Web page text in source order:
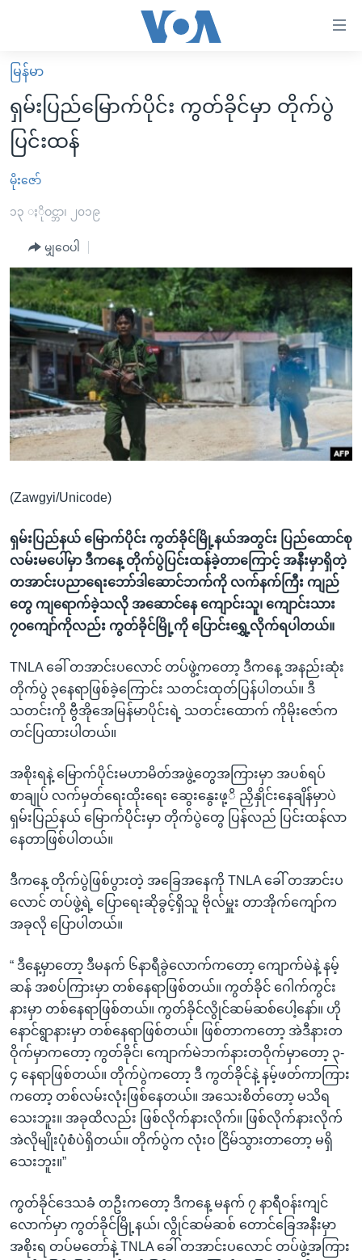
လွယ်ကူ
စေ
သည့်
Link
များ
ပင်မ
ကျော်
ကြည့်
ရန်
ပင်မ
အ
ညွန်း
စာမျက်နှာ
သို့
ကျော်
ရန်
ရန်
နေရာ
သို့
ကျော်
ရန်
မူလစာမျက်နှာ
မြန်မာ
ကမ္ဘာ့သတင်းများ
နိုင်ငံတကာ
အစ္စရေး-ပါလက်စတိုင်း
ဗွီဒီယို
အင်္ဂလိပ်စာလေ့လာမယ်
အမေရိကန်သုံးအီဒီယံ
မကြေးမုံရဲ့ အင်္ဂလိပ်စာ
ရုပ်ရှင်ထဲက အင်္ဂလိပ်စာ
သုတပဒေသာ အင်္ဂလိပ်စာ
အပတ်စဉ်ကဏ္ဍများ
ရေဒီယို
တီဗွီ
ရေဒီယိုနှင့်ရုပ်သံ အချက်အလက်များ
ရေဒီယို/တီဗွီအစီအစဉ်
Learning English
ဗွီအိုအေ လူမှုကွန်ယက်များ
မြန်မာ
ရှမ်းပြည်မြောက်ပိုင်း ကွတ်ခိုင်မှာ တိုက်ပွဲ
ပြင်းထန်
မိုးဇော်
၁၃ ႏိုဝင္ဘာ၊ ၂၀၁၉
မျှဝေပါ
(Zawgyi/Unicode)
ရှမ်းပြည်နယ် မြောက်ပိုင်း ကွတ်ခိုင်မြို့နယ်အတွင်း ပြည်ထောင်စု
လမ်းမပေါ်မှာ ဒီကနေ့ တိုက်ပွဲပြင်းထန်ခဲ့တာကြောင့် အနီးမှာရှိတဲ့
တအာင်းပညာရေးဘော်ဒါဆောင်ဘက်ကို လက်နက်ကြီး ကျည်
တွေ ကျရောက်ခဲ့သလို အဆောင်နေ ကျောင်းသူ၊ ကျောင်းသား
၇၀ကျော်ကိုလည်း ကွတ်ခိုင်မြို့ကို ပြောင်းရွှေ့လိုက်ရပါတယ်။
TNLA ခေါ် တအာင်းပလောင် တပ်ဖွဲ့ကတော့ ဒီကနေ့ အနည်းဆုံး
တိုက်ပွဲ ၃နေရာဖြစ်ခဲ့ကြောင်း သတင်းထုတ်ပြန်ပါတယ်။ ဒီ
သတင်းကို ဗွီအိုအေမြန်မာပိုင်းရဲ့ သတင်းထောက် ကိုမိုးဇော်က
တင်ပြထားပါတယ်။
အစိုးရနဲ့ မြောက်ပိုင်းမဟာမိတ်အဖွဲ့တွေအကြားမှာ အပစ်ရပ်
စာချုပ် လက်မှတ်ရေးထိုးရေး ဆွေးနွေးဖု့ိ ညှိနှိုင်းနေချိန်မှာပဲ
ရှမ်းပြည်နယ် မြောက်ပိုင်းမှာ တိုက်ပွဲတွေ ပြန်လည် ပြင်းထန်လာ
နေတာဖြစ်ပါတယ်။
ဒီကနေ့ တိုက်ပွဲဖြစ်ပွားတဲ့ အခြေအနေကို TNLA ခေါ် တအာင်းပ
လောင် တပ်ဖွဲ့ရဲ့ ပြောရေးဆိုခွင့်ရှိသူ ဗိုလ်မှူး တာအိုက်ကျော်က
အခုလို ပြောပါတယ်။
“ ဒီနေ့မှာတော့ ဒီမနက် ၆နာရီခွဲလောက်ကတော့ ကျောက်မဲနဲ့ နမ့်
ဆန် အစပ်ကြားမှာ တစ်နေရာဖြစ်တယ်။ ကွတ်ခိုင် ဂေါက်ကွင်း
နားမှာ တစ်နေရာဖြစ်တယ်။ ကွတ်ခိုင်လွိုင်ဆမ်ဆစ်ပေါ့နော်။ ဟို
နောင်ရွာနားမှာ တစ်နေရာဖြစ်တယ်။ ဖြစ်တာကတော့ အဲဒီနားတ
ဝိုက်မှာကတော့ ကွတ်ခိုင်၊ ကျောက်မဲဘက်နားတဝိုက်မှာတော့ ၃-
၄ နေရာဖြစ်တယ်။ တိုက်ပွဲကတော့ ဒီ ကွတ်ခိုင်နဲ့ နမ့်ဖတ်ကာကြား
ကတော့ တစ်လမ်းလုံးဖြစ်နေတယ်။ အသေးစိတ်တော့ မသိရ
သေးဘူး။ အခုထိလည်း ဖြစ်လိုက်နားလိုက်။ ဖြစ်လိုက်နားလိုက်
အဲလိုမျိုးပုံစံပဲရှိတယ်။ တိုက်ပွဲက လုံး၀ ငြိမ်သွားတာတော့ မရှိ
သေးဘူး။”
ကွတ်ခိုင်ဒေသခံ တဦးကတော့ ဒီကနေ့ မနက် ၇ နာရီဝန်းကျင်
လောက်မှာ ကွတ်ခိုင်မြို့နယ်၊ လွိုင်ဆမ်ဆစ် တောင်ခြေအနီးမှာ
အစိုးရ တပ်မတော်နဲ့ TNLA ခေါ် တအာင်းပလောင် တပ်ဖွဲ့အကြား